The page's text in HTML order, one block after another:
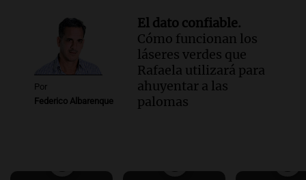
Por
Federico Albarenque
El dato confiable.
Cómo funcionan los
láseres verdes que
Rafaela utilizará para
ahuyentar a las
palomas